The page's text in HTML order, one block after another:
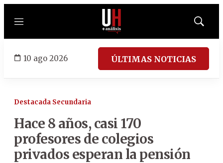
Menú
Mostrar
10 ago 2026 ÚLTIMAS NOTICIAS
Destacada Secundaria
Hace 8 años, casi 170
profesores de colegios
privados esperan la pensión